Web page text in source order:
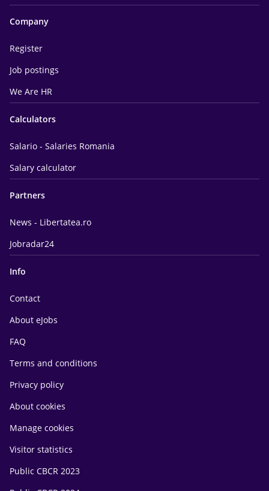
Company
Register
Job postings
We Are HR
Calculators
Salario - Salaries Romania
Salary calculator
Partners
News - Libertatea.ro
Jobradar24
Info
Contact
About eJobs
FAQ
Terms and conditions
Privacy policy
About cookies
Manage cookies
Visitor statistics
Public CBCR 2023